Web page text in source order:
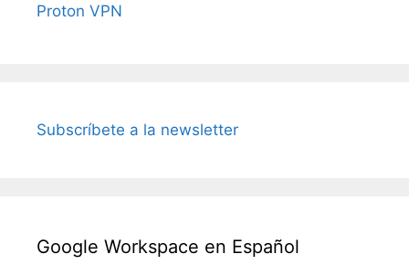
Proton VPN
Subscríbete a la newsletter
Google Workspace en Español